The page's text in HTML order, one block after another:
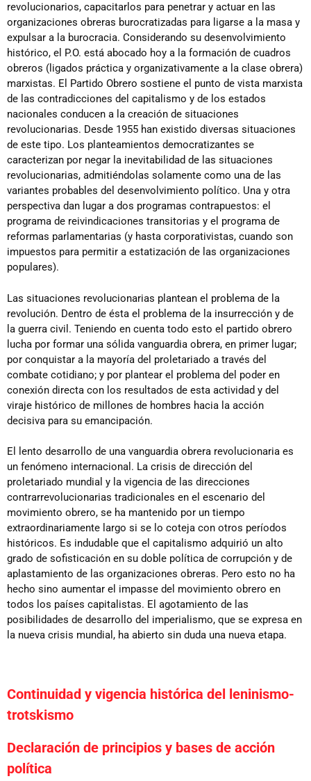
revolucionarios, capacitarlos para penetrar y actuar en las
organizaciones obreras burocratizadas para ligarse a la masa y
expulsar a la burocracia. Considerando su desenvolvimiento
histórico, el P.O. está abocado hoy a la formación de cuadros
obreros (ligados práctica y organizativamente a la clase obrera)
marxistas. El Partido Obrero sostiene el punto de vista marxista
de las contradicciones del capitalismo y de los estados
nacionales conducen a la creación de situaciones
revolucionarias. Desde 1955 han existido diversas situaciones
de este tipo. Los planteamientos democratizantes se
caracterizan por negar la inevitabilidad de las situaciones
revolucionarias, admitiéndolas solamente como una de las
variantes probables del desenvolvimiento político. Una y otra
perspectiva dan lugar a dos programas contrapuestos: el
programa de reivindicaciones transitorias y el programa de
reformas parlamentarias (y hasta corporativistas, cuando son
impuestos para permitir a estatización de las organizaciones
populares).
Las situaciones revolucionarias plantean el problema de la
revolución. Dentro de ésta el problema de la insurrección y de
la guerra civil. Teniendo en cuenta todo esto el partido obrero
lucha por formar una sólida vanguardia obrera, en primer lugar;
por conquistar a la mayoría del proletariado a través del
combate cotidiano; y por plantear el problema del poder en
conexión directa con los resultados de esta actividad y del
viraje histórico de millones de hombres hacia la acción
decisiva para su emancipación.
El lento desarrollo de una vanguardia obrera revolucionaria es
un fenómeno internacional. La crisis de dirección del
proletariado mundial y la vigencia de las direcciones
contrarrevolucionarias tradicionales en el escenario del
movimiento obrero, se ha mantenido por un tiempo
extraordinariamente largo si se lo coteja con otros períodos
históricos. Es indudable que el capitalismo adquirió un alto
grado de sofisticación en su doble política de corrupción y de
aplastamiento de las organizaciones obreras. Pero esto no ha
hecho sino aumentar el impasse del movimiento obrero en
todos los países capitalistas. El agotamiento de las
posibilidades de desarrollo del imperialismo, que se expresa en
la nueva crisis mundial, ha abierto sin duda una nueva etapa.
Continuidad y vigencia histórica del leninismo-
trotskismo
Declaración de principios y bases de acción
política